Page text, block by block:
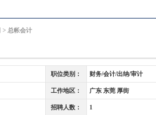
> 总帐会计
职位类别： 财务/会计/出纳/审计
工作地区： 广东 东莞 厚街
招聘人数： 1